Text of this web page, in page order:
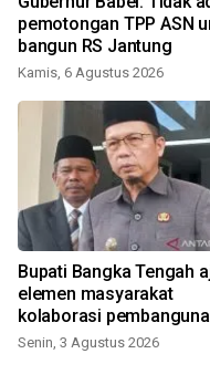
pemotongan TPP ASN
bangun RS Jantung
Kamis, 6 Agustus 2026
Bupati Bangka Tengah
elemen masyarakat
kolaborasi
Senin, 3 Agustus 2026